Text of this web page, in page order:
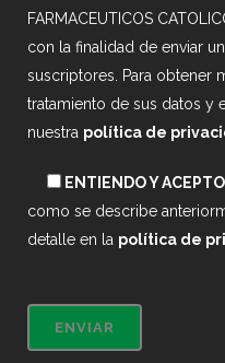
FARMACEUTICOS
con la finalidad de enviar
suscriptores. Para obtener
tratamiento de sus datos y
nuestra política de
ENTIENDO Y ACEPTO
como se describe
detalle en la política de